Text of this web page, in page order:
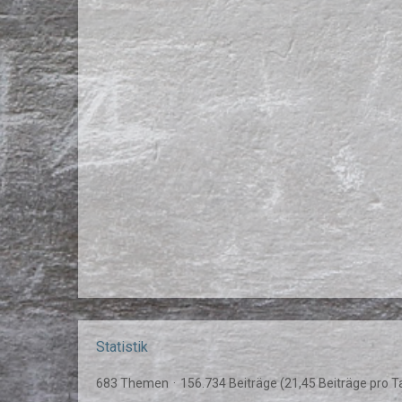
Statistik
683 Themen 156.734 Beiträge (21,45 Beiträge pro